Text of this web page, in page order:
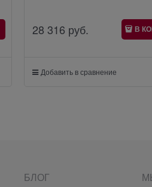
28 316 руб. В
Добавить в сравнение
БЛОГ